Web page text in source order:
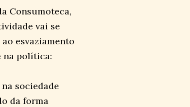
Consumoteca,
vai se
esvaziamento
na política:
sociedade
da forma